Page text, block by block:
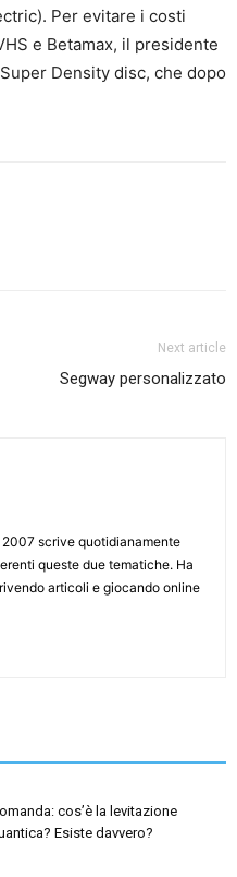
Per evitare i costi
e Betamax, il presidente
Density disc, che dopo
Next article
Segway personalizzato
scrive quotidianamente
queste due tematiche. Ha
articoli e giocando online
cos’è la levitazione
Esiste davvero?